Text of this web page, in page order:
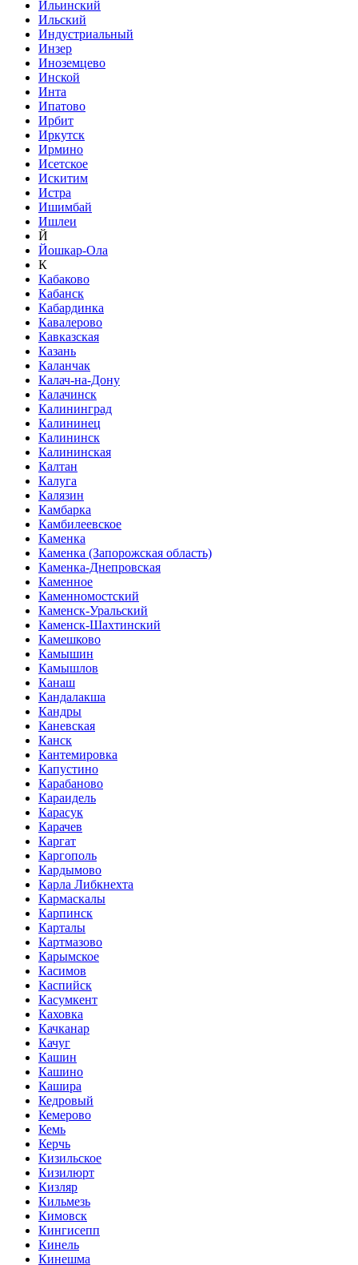
Ильинский
Ильский
Индустриальный
Инзер
Иноземцево
Инской
Инта
Ипатово
Ирбит
Иркутск
Ирмино
Исетское
Искитим
Истра
Ишимбай
Ишлеи
Й
Йошкар-Ола
К
Кабаково
Кабанск
Кабардинка
Кавалерово
Кавказская
Казань
Каланчак
Калач-на-Дону
Калачинск
Калининград
Калининец
Калининск
Калининская
Калтан
Калуга
Калязин
Камбарка
Камбилеевское
Каменка
Каменка (Запорожская область)
Каменка-Днепровская
Каменное
Каменномостский
Каменск-Уральский
Каменск-Шахтинский
Камешково
Камышин
Камышлов
Канаш
Кандалакша
Кандры
Каневская
Канск
Кантемировка
Капустино
Карабаново
Караидель
Карасук
Карачев
Каргат
Каргополь
Кардымово
Карла Либкнехта
Кармаскалы
Карпинск
Карталы
Картмазово
Карымское
Касимов
Каспийск
Касумкент
Каховка
Качканар
Качуг
Кашин
Кашино
Кашира
Кедровый
Кемерово
Кемь
Керчь
Кизильское
Кизилюрт
Кизляр
Кильмезь
Кимовск
Кингисепп
Кинель
Кинешма